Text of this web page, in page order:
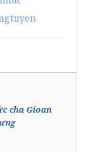
cha Gioan